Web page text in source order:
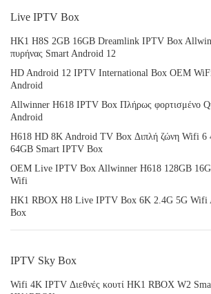
Live IPTV Box
HK1 H8S 2GB 16GB Dreamlink IPTV Box
πυρήνας Smart Android 12
HD Android 12 IPTV International Box OEM
Android
Allwinner H618 IPTV Box Πλήρως φορτισμένο
Android
H618 HD 8K Android TV Box Διπλή ζώνη Wifi 6
64GB Smart IPTV Box
OEM Live IPTV Box Allwinner H618 128GB
Wifi
HK1 RBOX H8 Live IPTV Box 6K 2.4G 5G Wifi
Box
IPTV Sky Box
Wifi 4K IPTV Διεθνές κουτί HK1 RBOX W2